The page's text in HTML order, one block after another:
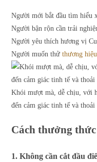
Người mới bắt đầu tìm hiểu
Người bận rộn cần trải
Người yêu thích hương vị
Người muốn thửthương
Khói mượt mà, dễ chịu, với
đến cảm giác tinh tế và thoải
Cách thưởng
1. Không cần cắt đầu